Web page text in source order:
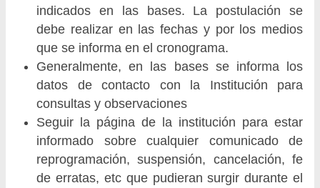
indicados en las bases. La postulación se
debe realizar en las fechas y por los medios
que se informa en el cronograma.
Generalmente, en las bases se informa los
datos de contacto con la Institución para
consultas y observaciones
Seguir la página de la institución para estar
informado sobre cualquier comunicado de
reprogramación, suspensión, cancelación, fe
de erratas, etc que pudieran surgir durante el